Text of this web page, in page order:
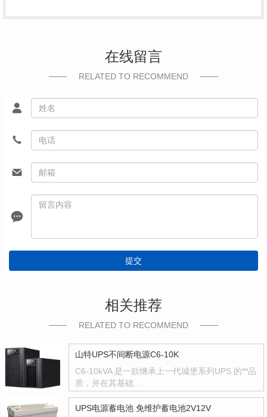
在线留言
RELATED TO RECOMMEND
提交
相关推荐
RELATED TO RECOMMEND
山特UPS不间断电源C6-10K
C6-10kVA 是一款继承上一代城堡系列UPS 的**品
质，并在其基础…
UPS电源蓄电池 免维护蓄电池2V12V